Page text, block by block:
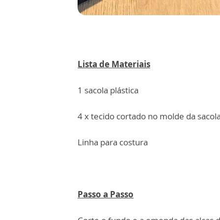
Lista de Materiais
1 sacola plástica
4 x tecido cortado no molde da
Linha para costura
Passo a Passo